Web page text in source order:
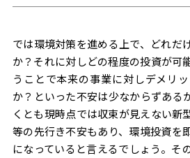
では環境対策を進める上で、どれだ
か？それに対しどの程度の投資が可
うことで本来の事業に対しデメリ
か？といった不安は少なからずある
くとも現時点では収束が見えない新
等の先行き不安もあり、環境投資を
になっていると言えるでしょう。そ